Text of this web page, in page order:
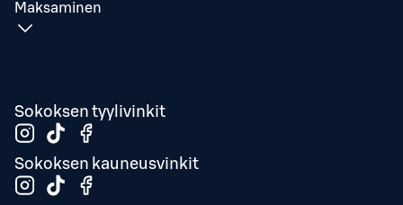
Maksaminen
Sokoksen tyylivinkit
Sokoksen kauneusvinkit